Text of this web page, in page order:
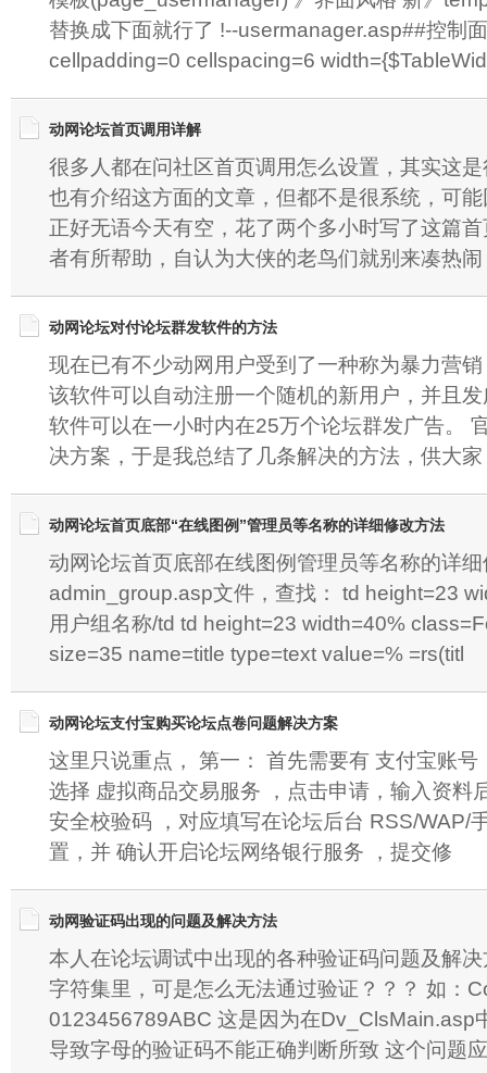
替换成下面就行了 !--usermanager.asp##控制
cellpadding=0 cellspacing=6
动网论坛首页调用详解
很多人都在问社区首页调用怎么设置，其实这
也有介绍这方面的文章，但都不是很系统，可
正好无语今天有空，花了两个多小时写了这篇
者有所帮助，自认为大侠的老鸟们就别来凑热闹
动网论坛对付论坛群发软件的方法
现在已有不少动网用户受到了一种称为暴力营
该软件可以自动注册一个随机的新用户，并且
软件可以在一小时内在25万个论坛群发广告。
决方案，于是我总结了几条解决的方法，供大家
动网论坛首页底部“在线图例”管理员等名称的详细修改方法
动网论坛首页底部在线图例管理员等名称的详
admin_group.asp文件，查找： td height=23
用户组名称/td td height=23 width=40%
size=35 name=title type=text value=% =rs(titl
动网论坛支付宝购买论坛点卷问题解决方案
这里只说重点， 第一： 首先需要有 支付宝账
选择 虚拟商品交易服务 ，点击申请，输入资料
安全校验码 ，对应填写在论坛后台 RSS/WAP/
置，并 确认开启论坛网络银行服务 ，提交修
动网验证码出现的问题及解决方法
本人在论坛调试中出现的各种验证码问题及解
字符集里，可是怎么无法通过验证？？？ 如：
0123456789ABC 这是因为在Dv_ClsMain.asp
导致字母的验证码不能正确判断所致 这个问题